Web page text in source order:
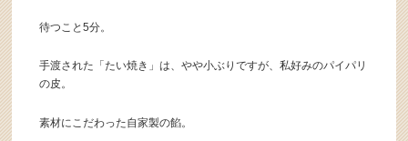
待つこと5分。
手渡された「たい焼き」は、やや小ぶりですが、私好みのパイパリ
の皮。
素材にこだわった自家製の餡。